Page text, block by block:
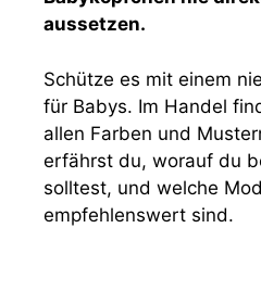
e
aussetzen.
Schütze es mit einem
für Babys. Im Handel
allen Farben und
erfährst du, worauf du
solltest, und welche
empfehlenswert sind.